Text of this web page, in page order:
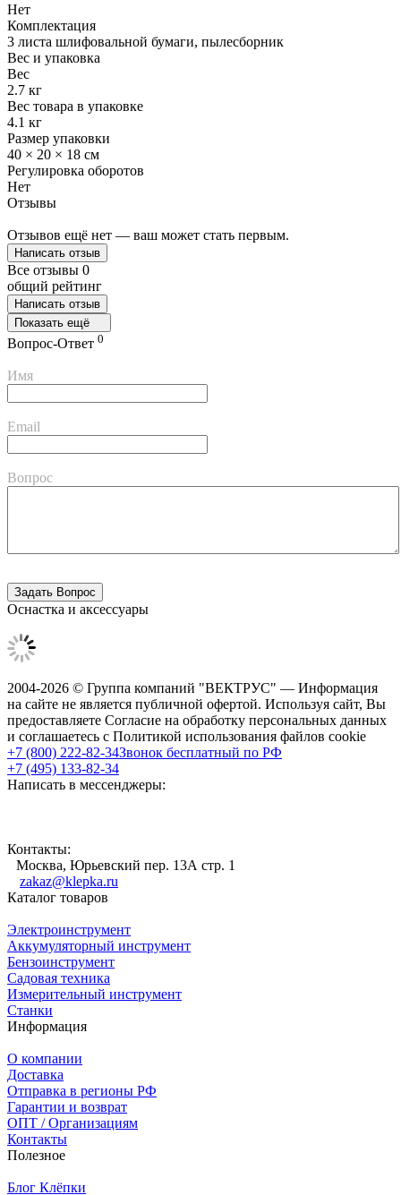
Нет
Комплектация
3 листа шлифовальной бумаги, пылесборник
Вес и упаковка
Вес
2.7 кг
Вес товара в упаковке
4.1 кг
Размер упаковки
40 × 20 × 18 см
Регулировка оборотов
Нет
Отзывы
Отзывов ещё нет — ваш может стать первым.
Написать отзыв
Все отзывы 0
общий рейтинг
Написать отзыв
Показать ещё
Вопрос-Ответ 0
Имя
Email
Вопрос
Оснастка и аксессуары
2004-2026 © Группа компаний "ВЕКТРУС" — Информация
на сайте не является публичной офертой. Используя сайт, Вы
предоставляете Согласие на обработку персональных данных
и соглашаетесь с Политикой использования файлов cookie
+7 (800) 222-82-34Звонок бесплатный по РФ
+7 (495) 133-82-34
Написать в мессенджеры:
Контакты:
Москва, Юрьевский пер. 13А стр. 1
zakaz@klepka.ru
Каталог товаров
Электроинструмент
Аккумуляторный инструмент
Бензоинструмент
Садовая техника
Измерительный инструмент
Станки
Информация
О компании
Доставка
Отправка в регионы РФ
Гарантии и возврат
ОПТ / Организациям
Контакты
Полезное
Блог Клёпки